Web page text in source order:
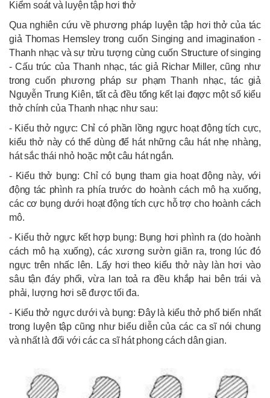
Kiểm soát và luyện tập hơi thở
Qua nghiên cứu về phương pháp luyện tập hơi thở của tác
giả Thomas Hemsley trong cuốn Singing and imagination -
Thanh nhạc và sự trừu tượng cùng cuốn Structure of singing
- Cấu trúc của Thanh nhạc, tác giả Richar Miller, cũng như
trong cuốn phương pháp sư phạm Thanh nhạc, tác giả
Nguyễn Trung Kiên, tất cả đều tổng kết lại đƣợc một số kiểu
thở chính của Thanh nhạc như sau:
- Kiểu thở ngực: Chỉ có phần lồng ngực hoạt động tích cực,
kiểu thở này có thể dùng để hát những câu hát nhẹ nhàng,
hát sắc thái nhỏ hoặc một câu hát ngắn.
- Kiểu thở bụng: Chỉ có bụng tham gia hoạt động này, với
động tác phình ra phía trước do hoành cách mô hạ xuống,
các cơ bụng dưới hoạt động tích cực hỗ trợ cho hoành cách
mô.
- Kiểu thở ngực kết hợp bụng: Bụng hơi phình ra (do hoành
cách mô hạ xuống), các xương sườn giãn ra, trong lúc đó
ngực trên nhấc lên. Lấy hơi theo kiểu thở này làn hơi vào
sâu tận đáy phổi, vừa lan toả ra đều khắp hai bên trái và
phải, lượng hơi sẽ được tối đa.
- Kiểu thở ngực dưới và bụng: Đây là kiểu thở phổ biến nhất
trong luyện tập cũng như biểu diễn của các ca sĩ nói chung
và nhất là đối với các ca sĩ hát phong cách dân gian.